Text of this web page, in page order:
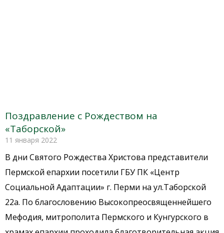
Поздравление с Рождеством на
«Таборской»
11 января 2022
В дни Святого Рождества Христова представители
Пермской епархии посетили ГБУ ПК «Центр
Социальной Адаптации» г. Перми на ул.Таборской
22а. По благословению Высокопреосвященнейшего
Мефодия, митрополита Пермского и Кунгурского в